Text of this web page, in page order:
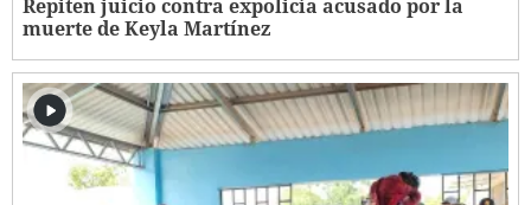
Repiten juicio contra expolicía acusado por la
muerte de Keyla Martínez